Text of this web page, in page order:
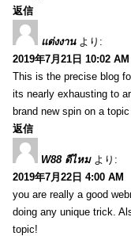
返信
แต่งงาน より:
2019年7月21日 10:02 AM
This is the precise blog
its nearly exhausting to
brand new spin on a
返信
W88 ดีไหม より:
2019年7月22日 4:00 AM
you are really a good
doing any unique trick.
topic!